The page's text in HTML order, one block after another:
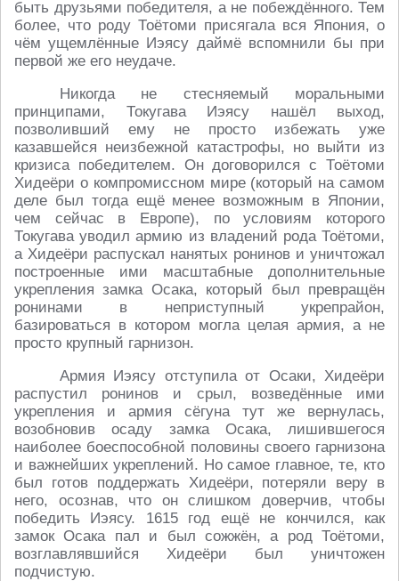
быть друзьями победителя, а не побеждённого. Тем
более, что роду Тоётоми присягала вся Япония, о
чём ущемлённые Иэясу даймё вспомнили бы при
первой же его неудаче.
Никогда не стесняемый моральными
принципами, Токугава Иэясу нашёл выход,
позволивший ему не просто избежать уже
казавшейся неизбежной катастрофы, но выйти из
кризиса победителем. Он договорился с Тоётоми
Хидеёри о компромиссном мире (который на самом
деле был тогда ещё менее возможным в Японии,
чем сейчас в Европе), по условиям которого
Токугава уводил армию из владений рода Тоётоми,
а Хидеёри распускал нанятых ронинов и уничтожал
построенные ими масштабные дополнительные
укрепления замка Осака, который был превращён
ронинами в неприступный укрепрайон,
базироваться в котором могла целая армия, а не
просто крупный гарнизон.
Армия Иэясу отступила от Осаки, Хидеёри
распустил ронинов и срыл, возведённые ими
укрепления и армия сёгуна тут же вернулась,
возобновив осаду замка Осака, лишившегося
наиболее боеспособной половины своего гарнизона
и важнейших укреплений. Но самое главное, те, кто
был готов поддержать Хидеёри, потеряли веру в
него, осознав, что он слишком доверчив, чтобы
победить Иэясу. 1615 год ещё не кончился, как
замок Осака пал и был сожжён, а род Тоётоми,
возглавлявшийся Хидеёри был уничтожен
подчистую.